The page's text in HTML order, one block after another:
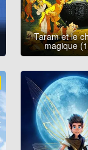
Taram et le
magique